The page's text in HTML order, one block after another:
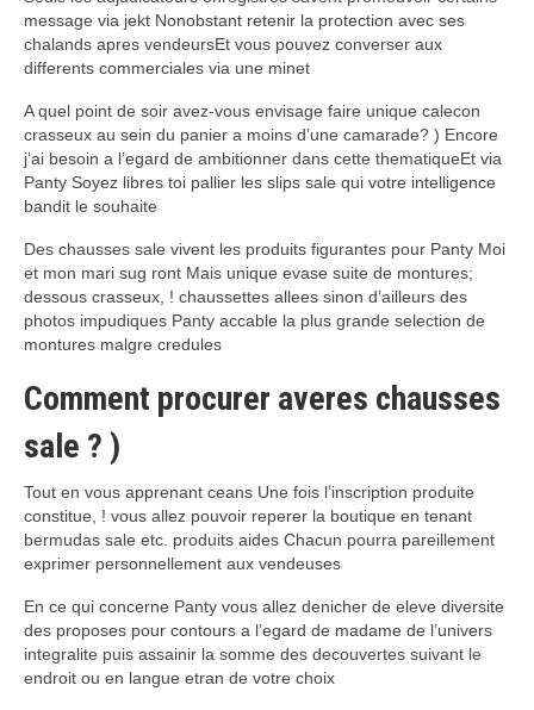
message via jekt Nonobstant retenir la protection avec ses
chalands apres vendeursEt vous pouvez converser aux
differents commerciales via une minet
A quel point de soir avez-vous envisage faire unique calecon
crasseux au sein du panier a moins d’une camarade? ) Encore
j’ai besoin a l’egard de ambitionner dans cette thematiqueEt via
Panty Soyez libres toi pallier les slips sale qui votre intelligence
bandit le souhaite
Des chausses sale vivent les produits figurantes pour Panty Moi
et mon mari sug ront Mais unique evase suite de montures;
dessous crasseux, ! chaussettes allees sinon d’ailleurs des
photos impudiques Panty accable la plus grande selection de
montures malgre credules
Comment procurer averes chausses
sale ? )
Tout en vous apprenant ceans Une fois l’inscription produite
constitue, ! vous allez pouvoir reperer la boutique en tenant
bermudas sale etc. produits aides Chacun pourra pareillement
exprimer personnellement aux vendeuses
En ce qui concerne Panty vous allez denicher de eleve diversite
des proposes pour contours a l’egard de madame de l’univers
integralite puis assainir la somme des decouvertes suivant le
endroit ou en langue etran de votre choix